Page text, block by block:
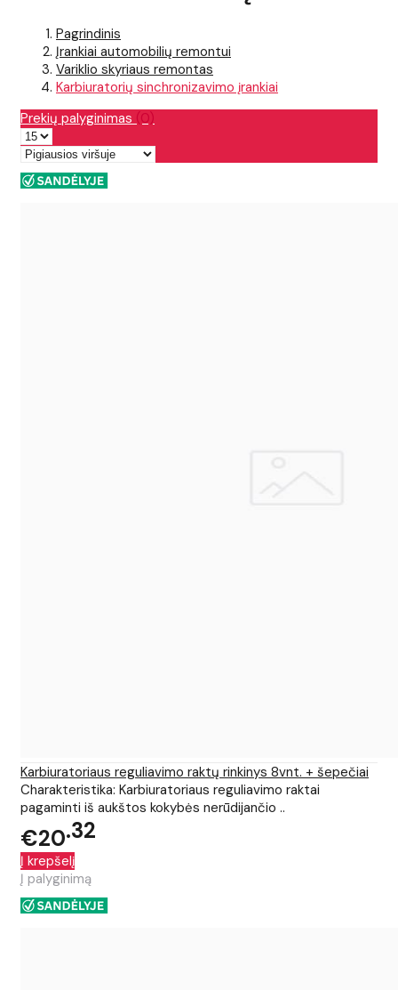
Pagrindinis
Įrankiai automobilių remontui
Variklio skyriaus remontas
Karbiuratorių sinchronizavimo įrankiai
Prekių palyginimas (0)
Karbiuratoriaus reguliavimo raktų rinkinys 8vnt. + šepečiai
Charakteristika: Karbiuratoriaus reguliavimo raktai
pagaminti iš aukštos kokybės nerūdijančio ..
€20 32
Į krepšelį
Į palyginimą